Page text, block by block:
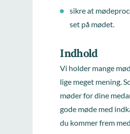
sikre at
set på mødet.
Indhold
Vi holder mange
lige meget mening.
møder for dine
gode møde med
du kommer frem